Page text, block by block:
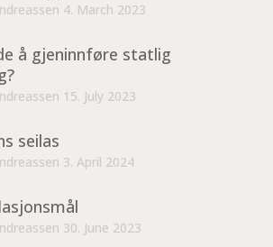
4. March 2023
å gjeninnføre statlig
15. July 2023
seilas
3. April 2024
30. June 2023